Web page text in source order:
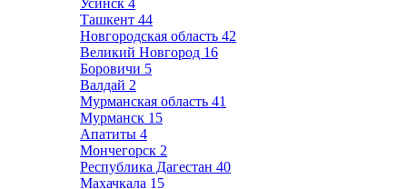
Усинск 4
Ташкент 44
Новгородская область 42
Великий Новгород 16
Боровичи 5
Валдай 2
Мурманская область 41
Мурманск 15
Апатиты 4
Мончегорск 2
Республика Дагестан 40
Махачкала 15